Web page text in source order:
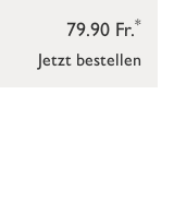
Jetzt bestellen
79.90 Fr.*